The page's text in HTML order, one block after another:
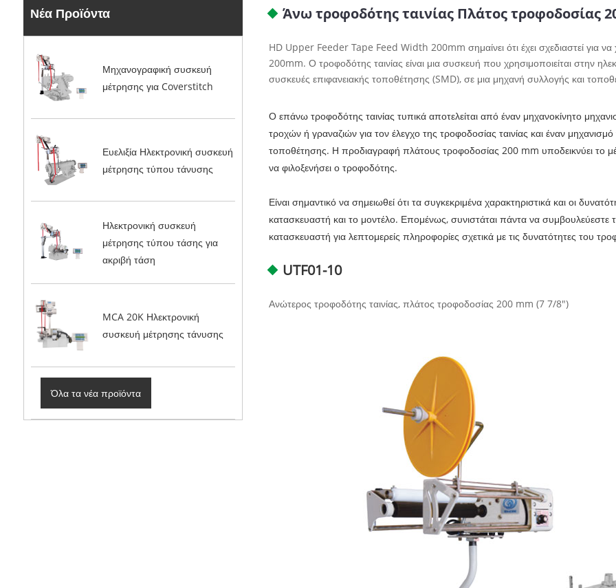
Νέα Προϊόντα
Μηχανογραφική συσκευή
μέτρησης για Coverstitch
Ευελιξία Ηλεκτρονική συσκευή
μέτρησης τύπου τάνυσης
Ηλεκτρονική συσκευή
μέτρησης τύπου τάσης για
ακριβή τάση
MCA 20K Ηλεκτρονική
συσκευή μέτρησης τάνυσης
Όλα τα νέα προϊόντα
Άνω τροφοδότης ταινίας Πλάτος τροφοδοσίας
HD Upper Feeder Tape Feed Width 200mm σημαίνει ότι έχει σχεδιαστεί για να
200mm. Ο τροφοδότης ταινίας είναι μια συσκευή που χρησιμοποιείται στην
συσκευές επιφανειακής τοποθέτησης (SMD), σε μια μηχανή συλλογής και
Ο επάνω τροφοδότης ταινίας τυπικά αποτελείται από έναν μηχανοκίνητο
τροχών ή γραναζιών για τον έλεγχο της τροφοδοσίας ταινίας και έναν
τοποθέτησης. Η προδιαγραφή πλάτους τροφοδοσίας 200 mm υποδεικνύει το
να φιλοξενήσει ο τροφοδότης.
Είναι σημαντικό να σημειωθεί ότι τα συγκεκριμένα χαρακτηριστικά και οι
κατασκευαστή και το μοντέλο. Επομένως, συνιστάται πάντα να
κατασκευαστή για λεπτομερείς πληροφορίες σχετικά με τις δυνατότητες του
UTF01-10
Ανώτερος τροφοδότης ταινίας, πλάτος τροφοδοσίας 200 mm (7 7/8")